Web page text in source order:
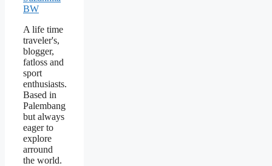
A life time
traveler's,
blogger,
fatloss and
sport
enthusiasts.
Based in
Palembang
but always
eager to
explore
arround
the world.